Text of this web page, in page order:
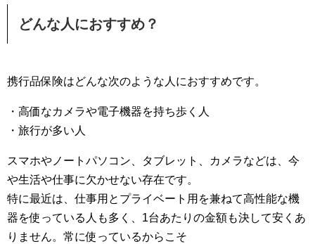
どんな人におすすめ？
携行品保険はどんな次のような人におすすめです。
・高価なカメラや電子機器を持ち歩く人
・旅行が多い人
スマホやノートパソコン、タブレット、カメラなどは、今
や生活や仕事に欠かせない存在です。
特に最近は、仕事用とプライベート用を兼ねて高性能な機
器を使っている人も多く、1台あたりの金額も決して安くあ
りません。常に使っているからこそ